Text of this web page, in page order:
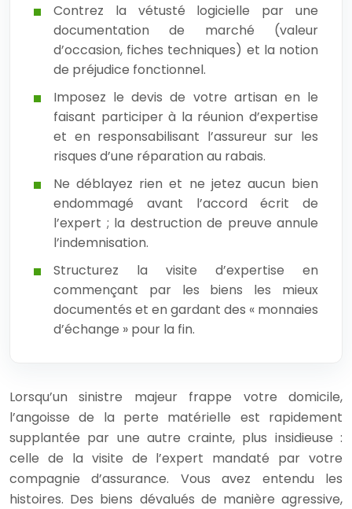
Contrez la vétusté logicielle par une
documentation de marché (valeur
d’occasion, fiches techniques) et la notion
de préjudice fonctionnel.
Imposez le devis de votre artisan en le
faisant participer à la réunion d’expertise
et en responsabilisant l’assureur sur les
risques d’une réparation au rabais.
Ne déblayez rien et ne jetez aucun bien
endommagé avant l’accord écrit de
l’expert ; la destruction de preuve annule
l’indemnisation.
Structurez la visite d’expertise en
commençant par les biens les mieux
documentés et en gardant des « monnaies
d’échange » pour la fin.
Lorsqu’un sinistre majeur frappe votre domicile,
l’angoisse de la perte matérielle est rapidement
supplantée par une autre crainte, plus insidieuse :
celle de la visite de l’expert mandaté par votre
compagnie d’assurance. Vous avez entendu les
histoires. Des biens dévalués de manière agressive,